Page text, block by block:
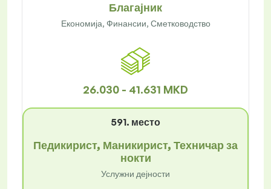
Благајник
Економија, Финансии, Сметководство
26.030 - 41.631 MKD
591. место
Педикирист, Маникирист, Техничар за
нокти
Услужни дејности